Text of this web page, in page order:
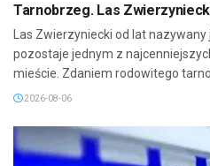
Tarnobrzeg. Las
Las Zwierzyniecki od lat
pozostaje jednym z
mieście. Zdaniem rodowitego
2026-08-06